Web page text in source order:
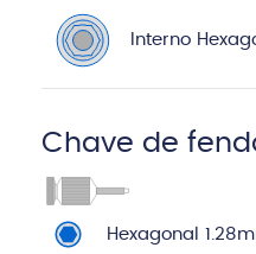
Interno
Chave de
Hexagonal